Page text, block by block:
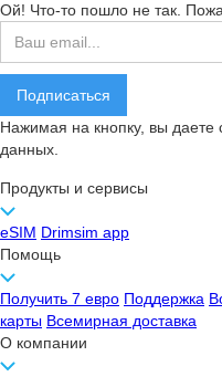
Ой! Что-то пошло не так.
Нажимая на кнопку, вы даете
данных.
Продукты и сервисы
eSIM Drimsim app
Помощь
Получить 7 евро Поддержка
карты Всемирная доставка
О компании